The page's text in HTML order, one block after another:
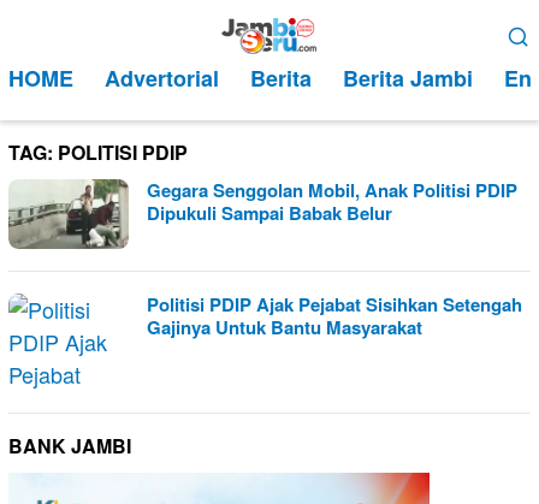
kontenMobile
HOME Advertorial Berita Berita Jambi
TAG: POLITISI PDIP
Gegara Senggolan Mobil, Anak Politisi PDIP
Dipukuli Sampai Babak Belur
Politisi PDIP Ajak Pejabat Sisihkan Setengah
Gajinya Untuk Bantu Masyarakat
BANK JAMBI